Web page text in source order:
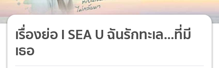
เรื่องย่อ I SEA U ฉันรักทะเล...ที่มี
เธอ